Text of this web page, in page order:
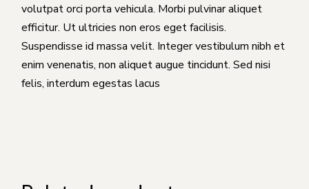
volutpat orci porta vehicula. Morbi pulvinar aliquet
efficitur. Ut ultricies non eros eget facilisis.
Suspendisse id massa velit. Integer vestibulum nibh et
enim venenatis, non aliquet augue tincidunt. Sed nisi
felis, interdum egestas lacus